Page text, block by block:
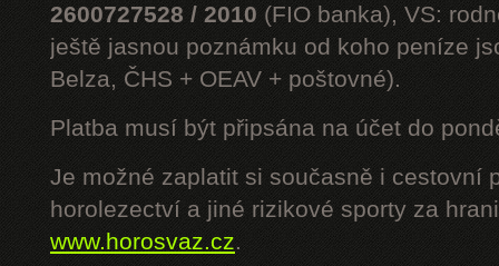
2600727528 / 2010 (FIO banka), VS:
ještě jasnou poznámku od koho peníze
Belza, ČHS + OEAV + poštovné).
Platba musí být připsána na účet do
Je možné zaplatit si současně i cestovní
horolezectví a jiné rizikové sporty za
www.horosvaz.cz.